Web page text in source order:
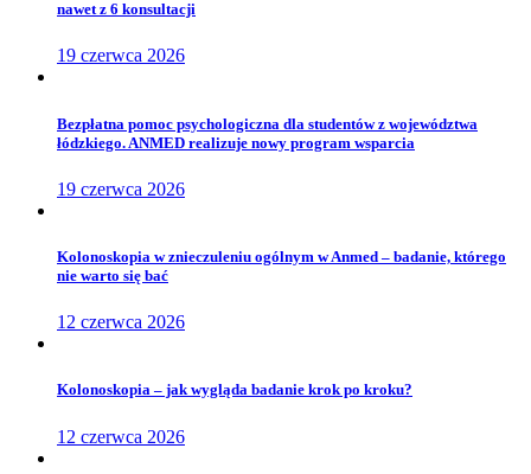
nawet z 6 konsultacji
19 czerwca 2026
Bezpłatna pomoc psychologiczna dla studentów z województwa
łódzkiego. ANMED realizuje nowy program wsparcia
19 czerwca 2026
Kolonoskopia w znieczuleniu ogólnym w Anmed – badanie, którego
nie warto się bać
12 czerwca 2026
Kolonoskopia – jak wygląda badanie krok po kroku?
12 czerwca 2026